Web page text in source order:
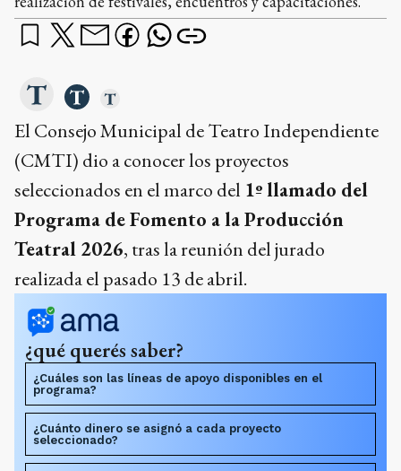
El Consejo Municipal de Teatro Independiente
(CMTI) dio a conocer los proyectos
seleccionados en el marco del 1º llamado del
Programa de Fomento a la Producción
Teatral 2026, tras la reunión del jurado
realizada el pasado 13 de abril.
¿qué querés saber?
¿Cuáles son las líneas de apoyo disponibles en el
programa?
¿Cuánto dinero se asignó a cada proyecto
seleccionado?